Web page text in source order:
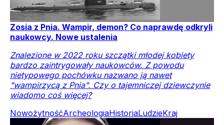
Zosia z Pnia. Wampir, demon? Co naprawdę odkryli
naukowcy. Nowe ustalenia
Znalezione w 2022 roku szczątki młodej kobiety
bardzo zaintrygowały naukowców. Z powodu
nietypowego pochówku nazwano ją nawet
"wampirzycą z Pnia". Czy o tajemniczej dziewczynie
wiadomo coś więcej?
NowożytnośćArcheologiaHistoriaLudzieKraj